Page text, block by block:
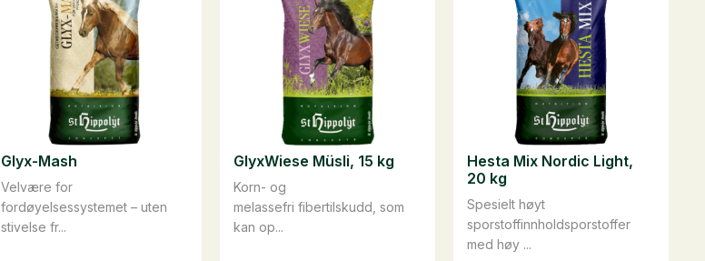
Velvære for
fordøyelsessystemet – uten
stivelse fr...
Glyx-Mash
Korn- og
melassefri fibertilskudd, som
kan op...
GlyxWiese Müsli, 15 kg
Spesielt høyt
sporstoffinnholdsporstoffer
med høy ...
Hesta Mix Nordic Light,
20 kg